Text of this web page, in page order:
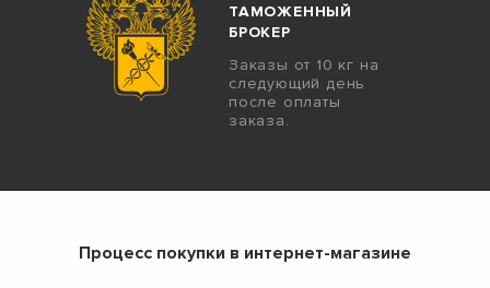
ТАМОЖЕННЫЙ
БРОКЕР
Заказы от 10 кг на
следующий день
после оплаты
заказа.
Процесс покупки в интернет-магазине